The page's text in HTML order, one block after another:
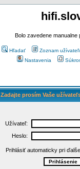
Bolo zavedene
Hľadať Zoznam
Nastavenia
Zadajte prosím Vaše
Užívateľ:
Heslo:
Prihlásiť automaticky pri